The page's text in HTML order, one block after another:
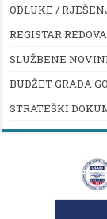
ODLUKE /
REGISTAR
SLUŽBENE
BUDŽET GRADA
STRATEŠKI